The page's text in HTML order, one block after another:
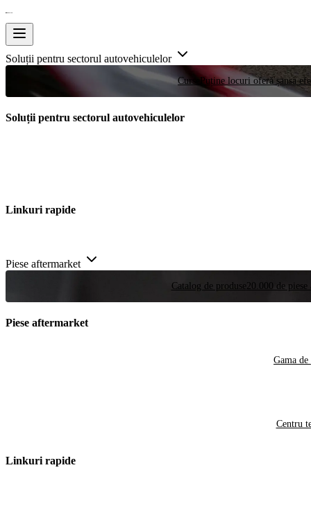
Soluții pentru sectorul autovehiculelor
Curse Puține locuri oferă șansa
Soluții pentru sectorul autovehiculelor
Linkuri rapide
Piese aftermarket
Catalog de produse 20.000 de
Piese aftermarket
Gama de
Centru
Linkuri rapide